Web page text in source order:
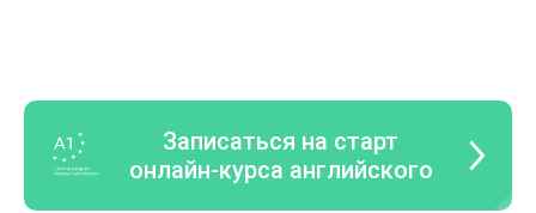
Записаться на старт
онлайн-курса английского